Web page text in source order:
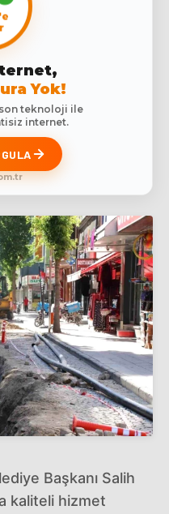
Yok!
son teknoloji ile
internet.
Başkanı Salih
kaliteli hizmet